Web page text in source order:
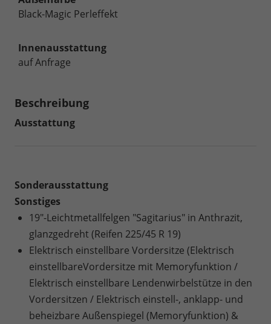
Black-Magic Perleffekt
Innenausstattung
auf Anfrage
Beschreibung
Ausstattung
Sonderausstattung
Sonstiges
19"-Leichtmetallfelgen "Sagitarius" in Anthrazit,
glanzgedreht (Reifen 225/45 R 19)
Elektrisch einstellbare Vordersitze (Elektrisch
einstellbareVordersitze mit Memoryfunktion /
Elektrisch einstellbare Lendenwirbelstütze in den
Vordersitzen / Elektrisch einstell-, anklapp- und
beheizbare Außenspiegel (Memoryfunktion) &